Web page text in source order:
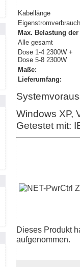
Kabellänge
Eigenstromverbrauch
Max. Belastung
Alle gesamt
Dose 1-4 2300W +
Dose 5-8 2300W
Maße:
Lieferumfang:
Windows XP,
Getestet mit:
Dieses Produkt
aufgenommen.